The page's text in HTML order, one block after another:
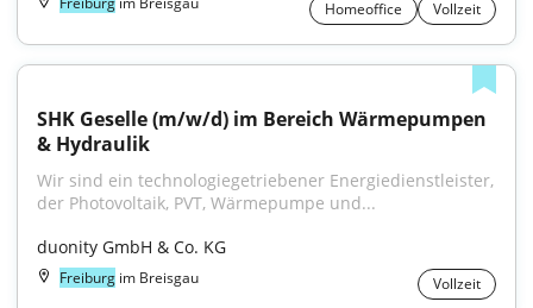
Homeoffice Vollzeit
SHK Geselle (m/w/d) im Bereich Wärmepumpen
& Hydraulik
Wir sind ein technologiegetriebener Energiedienstleister,
der Photovoltaik, PVT, Wärmepumpe und...
duonity GmbH & Co. KG
Freiburg im Breisgau Vollzeit